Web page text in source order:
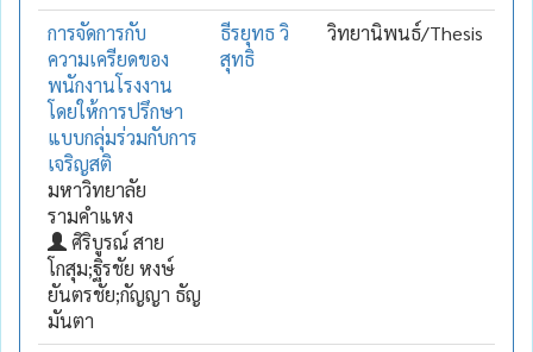
การจัดการกับ
ความเครียดของ
พนักงานโรงงาน
โดยให้การปรึกษา
แบบกลุ่มร่วมกับการ
เจริญสติ
มหาวิทยาลัย
รามคำแหง
ศิริบูรณ์ สาย
โกสุม;ฐิรชัย หงษ์
ยันตรชัย;กัญญา ธัญ
มันตา
ธีรยุทธ วิ
สุทธิ
วิทยานิพนธ์/Thesis